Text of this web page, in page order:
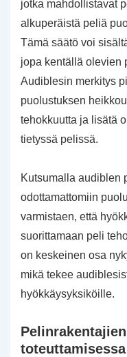
jotka mahdollistavat
alkuperäistä peliä
Tämä säätö voi
jopa kentällä olevien
Audiblesin merkitys
puolustuksen
tehokkuutta ja lisätä
tietyssä pelissä.
Kutsumalla audiblen
odottamattomiin
varmistaen, että
suorittamaan peli
on keskeinen osa
mikä tekee
hyökkäysyksiköille.
toteuttamisessa